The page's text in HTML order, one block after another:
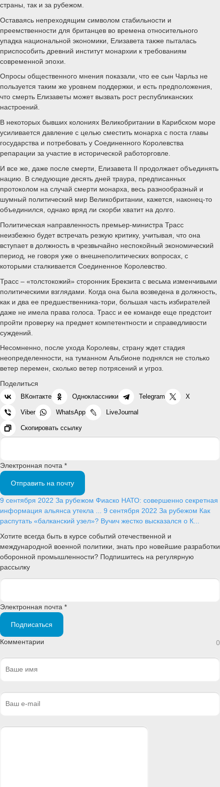
страны, так и за рубежом.
Оставаясь непреходящим символом стабильности и
преемственности для британцев во времена относительного
упадка национальной экономики, Елизавета также пыталась
приспособить древний институт монархии к требованиям
современной эпохи.
Опросы общественного мнения показали, что ее сын Чарльз не
пользуется таким же уровнем поддержки, и есть предположения,
что смерть Елизаветы может вызвать рост республиканских
настроений.
В некоторых бывших колониях Великобритании в Карибском море
усиливается давление с целью сместить монарха с поста главы
государства и потребовать у Соединенного Королевства
репарации за участие в исторической работорговле.
И все же, даже после смерти, Елизавета II продолжает объединять
нацию. В следующие десять дней траура, предписанных
протоколом на случай смерти монарха, весь разнообразный и
шумный политический мир Великобритании, кажется, наконец-то
объединился, однако вряд ли скорби хватит на долго.
Политическая направленность премьер-министра Трасс
неизбежно будет встречать резкую критику, учитывая, что она
вступает в должность в чрезвычайно неспокойный экономический
период, не говоря уже о внешнеполитических вопросах, с
которыми сталкивается Соединенное Королевство.
Трасс – «толстокожий» сторонник Брекзита с весьма изменчивыми
политическими взглядами. Когда она была возведена в должность,
как и два ее предшественника-тори, большая часть избирателей
даже не имела права голоса. Трасс и ее команде еще предстоит
пройти проверку на предмет компетентности и справедливости
суждений.
Несомненно, после ухода Королевы, страну ждет стадия
неопределенности, на туманном Альбионе поднялся не столько
ветер перемен, сколько ветер потрясений и угроз.
Поделиться
ВКонтакте Одноклассники Telegram X
Viber WhatsApp LiveJournal
Скопировать ссылку
Электронная почта *
Отправить на почту
9 сентября 2022 За рубежом Фиаско НАТО: совершенно секретная
информация альянса утекла ... 9 сентября 2022 За рубежом Как
распутать «балканский узел»? Вучич жестко высказался о К...
Хотите всегда быть в курсе событий отечественной и
международной военной политики, знать про новейшие разработки
оборонной промышленности? Подпишитесь на регулярную
рассылку
Электронная почта *
Подписаться
Комментарии 0